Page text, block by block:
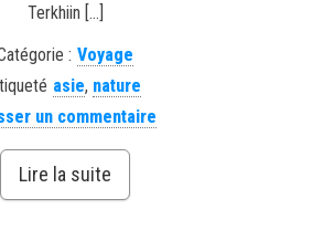
Terkhiin […]
: Voyage
asie, nature
un commentaire
Lire la suite